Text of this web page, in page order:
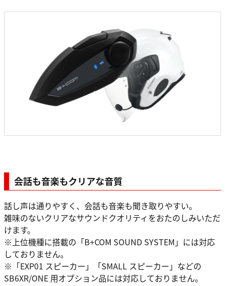
会話も音楽もクリアな音質
話し声は通りやすく、会話も音楽も聞き取りやすい。
雑味のないクリアなサウンドクオリティをおたのしみいただ
けます。
※上位機種に搭載の「B+COM SOUND SYSTEM」には対応
しておりません。
※「EXP01 スピーカー」「SMALL スピーカー」などの
SB6XR/ONE 用オプション品には対応しておりません。